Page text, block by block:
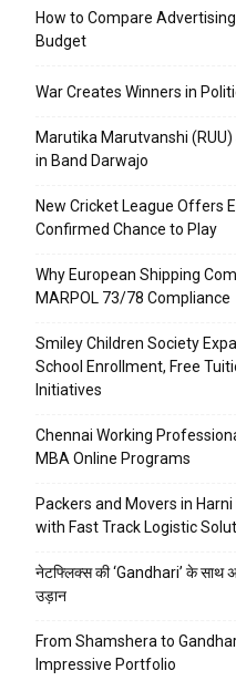
How to Compare
Budget
War Creates Winners in
Marutika Marutvanshi
in Band Darwajo
New Cricket League Offers
Confirmed Chance to Play
Why European Shipping
MARPOL 73/78 Compliance
Smiley Children Society
School Enrollment, Free
Initiatives
Chennai Working
MBA Online Programs
Packers and Movers in
with Fast Track Logistic
नेटफ्लिक्स की ‘Gandhari’ के साथ
उड़ान
From Shamshera to
Impressive Portfolio